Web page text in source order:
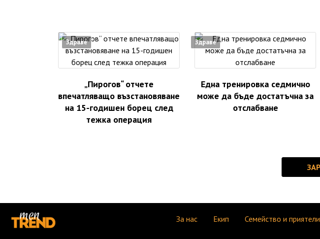
Здраве
„Пирогов“ отчете
впечатляващо възстановяване
на 15-годишен борец след
тежка операция
Здраве
Една тренировка седмично
може да бъде достатъчна за
отслабване
За нас Екип Семейство и приятели